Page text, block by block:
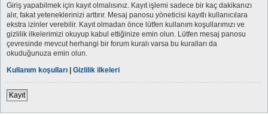
Giriş yapabilmek için kayıt olmalısınız. Kayıt işlemi sadece bir kaç dakikanızı
alır, fakat yeteneklerinizi arttırır. Mesaj panosu yöneticisi kayıtlı kullanıcılara
ekstra izinler verebilir. Kayıt olmadan önce lütfen kullanım koşullarımızı ve
gizlilik ilkelerimizi okuyup kabul ettiğinize emin olun. Lütfen mesaj panosu
çevresinde mevcut herhangi bir forum kuralı varsa bu kuralları da
okuduğunuza emin olun.
Kullanım koşulları | Gizlilik ilkeleri
Kayıt